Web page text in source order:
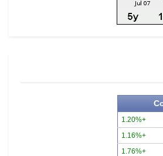
+1.20%
+1.16%
+1.76%